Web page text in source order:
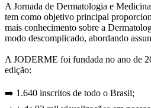
A Jornada de Dermatologia e
tem como objetivo principal
mais conhecimento sobre a
modo descomplicado, abordando
A JODERME foi fundada no ano de
edição:
➡️ 1.640 inscritos de todo o Brasil;